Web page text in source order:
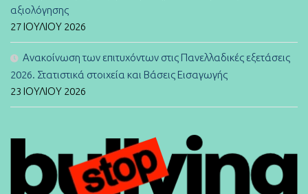
αξιολόγησης
27 ΙΟΥΛΊΟΥ 2026
Ανακοίνωση των επιτυχόντων στις Πανελλαδικές εξετάσεις
2026. Στατιστικά στοιχεία και Βάσεις Εισαγωγής
23 ΙΟΥΛΊΟΥ 2026